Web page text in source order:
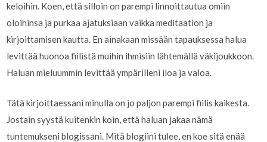
keloihin. Koen, että silloin on parempi linnoittautua omiin
oloihinsa ja purkaa ajatuksiaan vaikka meditaation ja
kirjoittamisen kautta. En ainakaan missään tapauksessa halua
levittää huonoa fiilistä muihin ihmisiin lähtemällä väkijoukkoon.
Haluan mieluummin levittää ympärilleni iloa ja valoa.
Tätä kirjoittaessani minulla on jo paljon parempi fiilis kaikesta.
Jostain syystä kuitenkin koin, että haluan jakaa nämä
tuntemukseni blogissani. Mitä blogiini tulee, en koe sitä enää